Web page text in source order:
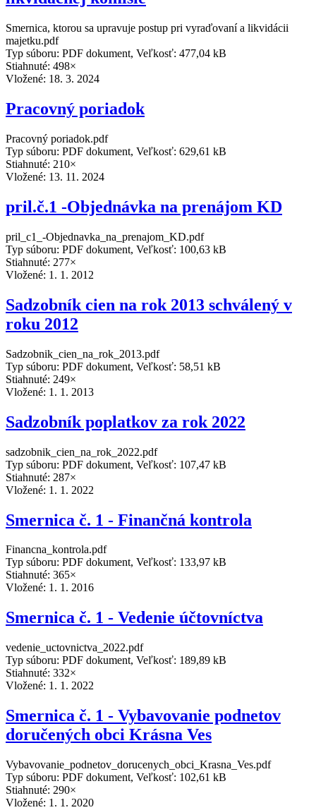
Smernica, ktorou sa upravuje postup pri vyraďovaní a likvidácii
majetku.pdf
Typ súboru: PDF dokument, Veľkosť: 477,04 kB
Stiahnuté: 498×
Vložené: 18. 3. 2024
Pracovný poriadok
Pracovný poriadok.pdf
Typ súboru: PDF dokument, Veľkosť: 629,61 kB
Stiahnuté: 210×
Vložené: 13. 11. 2024
pril.č.1 -Objednávka na prenájom KD
pril_c1_-Objednavka_na_prenajom_KD.pdf
Typ súboru: PDF dokument, Veľkosť: 100,63 kB
Stiahnuté: 277×
Vložené: 1. 1. 2012
Sadzobník cien na rok 2013 schválený v
roku 2012
Sadzobnik_cien_na_rok_2013.pdf
Typ súboru: PDF dokument, Veľkosť: 58,51 kB
Stiahnuté: 249×
Vložené: 1. 1. 2013
Sadzobník poplatkov za rok 2022
sadzobnik_cien_na_rok_2022.pdf
Typ súboru: PDF dokument, Veľkosť: 107,47 kB
Stiahnuté: 287×
Vložené: 1. 1. 2022
Smernica č. 1 - Finančná kontrola
Financna_kontrola.pdf
Typ súboru: PDF dokument, Veľkosť: 133,97 kB
Stiahnuté: 365×
Vložené: 1. 1. 2016
Smernica č. 1 - Vedenie účtovníctva
vedenie_uctovnictva_2022.pdf
Typ súboru: PDF dokument, Veľkosť: 189,89 kB
Stiahnuté: 332×
Vložené: 1. 1. 2022
Smernica č. 1 - Vybavovanie podnetov
doručených obci Krásna Ves
Vybavovanie_podnetov_dorucenych_obci_Krasna_Ves.pdf
Typ súboru: PDF dokument, Veľkosť: 102,61 kB
Stiahnuté: 290×
Vložené: 1. 1. 2020